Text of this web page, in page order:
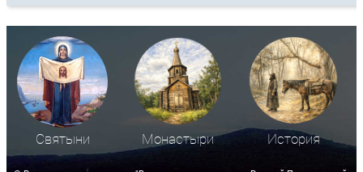
Святыни Монастыри История